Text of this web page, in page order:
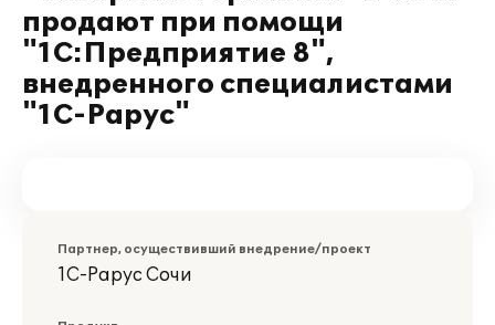
продают при помощи
"1С:Предприятие 8",
внедренного специалистами
"1С-Рарус"
Партнер, осуществивший внедрение/проект
1С-Рарус Сочи